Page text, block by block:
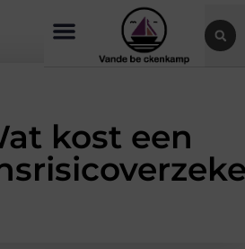
kost een